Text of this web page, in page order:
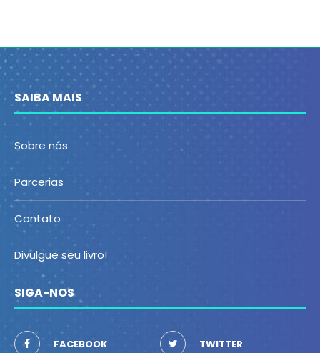
SAIBA MAIS
Sobre nós
Parcerias
Contato
Divulgue seu livro!
SIGA-NOS
FACEBOOK TWITTER